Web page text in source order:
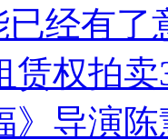
已经有了
赁权拍卖
》导演